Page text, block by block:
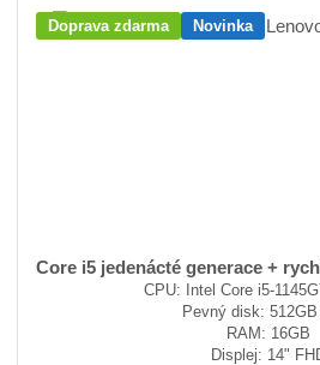
Doprava zdarma Novinka
Core i5 jedenácté generace +
CPU: Intel Core i5-
Pevný disk:
RAM: 16GB
Displej: 14"